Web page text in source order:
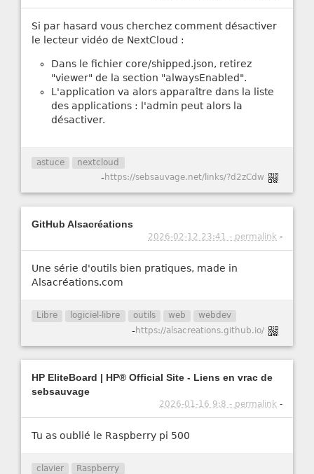
Si par hasard vous cherchez comment désactiver
le lecteur vidéo de NextCloud :
Dans le fichier core/shipped.json, retirez
"viewer" de la section "alwaysEnabled".
L'application va alors apparaître dans la liste
des applications : l'admin peut alors la
désactiver.
astuce nextcloud
-https://sebsauvage.net/links/?d2zCdw
GitHub Alsacréations
2026-02-12 23:41 - permalink -
Une série d'outils bien pratiques, made in
Alsacréations.com
Libre logiciel-libre outils web webdev
-https://alsacreations.github.io/
HP EliteBoard | HP® Official Site - Liens en vrac de
sebsauvage
2026-01-16 9:8 - permalink -
Tu as oublié le Raspberry pi 500
clavier Raspberry